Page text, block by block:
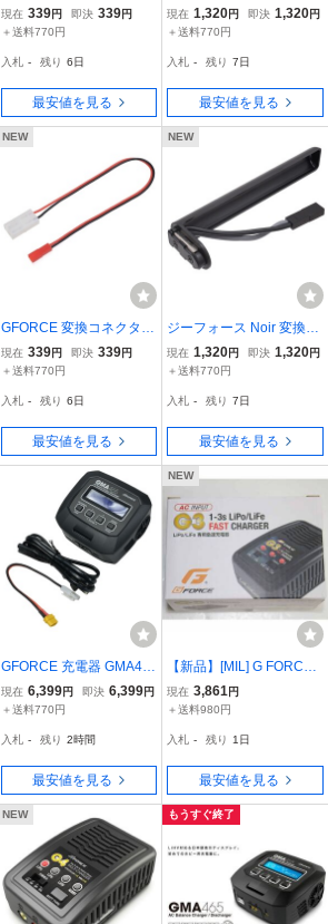
A060 タミヤラージ⇔BE
Cハンドガン 充電アダプ
ンドガン マイクロ
現在 339円 即決 339円
＋送料770円
入札 - 残り 6日
最安値を見る
ネクター リポバッテリー
用 [ 電動サブマシンガン
2
現在 1,320円 即決 1,320円
＋送料770円
入札 - 残り 7日
最安値を見る
NEW
GFORCE 変換コネクタ G
A060 タミヤラージ⇔BE
Cハンドガン 充電アダプ
ンドガン マイクロ
現在 339円 即決 339円
＋送料770円
入札 - 残り 6日
最安値を見る
NEW
ジーフォース Noir 変換コ
ネクター リポバッテリー
用 [ 電動サブマシンガン
2
現在 1,320円 即決 1,320円
＋送料770円
入札 - 残り 7日
最安値を見る
GFORCE 充電器 GMA46
5 ACバランスチャージャ
ー LiPo/ニッケル水素バッ
ォース
現在 6,399円 即決 6,399円
＋送料770円
入札 - 残り 2時間
最安値を見る
NEW
【新品】[MIL] G FORCE
(ジーフォース) リポ/ライ
フバッテリー用ACチャー
Charger(G0018)(507039
12)
現在 3,861 円
＋送料980円
入札 - 残り 1日
最安値を見る
NEW もうすぐ終了